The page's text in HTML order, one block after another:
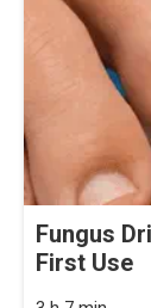
Fungus
First Use